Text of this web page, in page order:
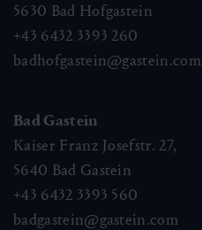
5630 Bad Hofgastein
+43 6432 3393 260
badhofgastein@gastein.com
Bad Gastein
Kaiser Franz Josefstr. 27,
5640 Bad Gastein
+43 6432 3393 560
badgastein@gastein.com